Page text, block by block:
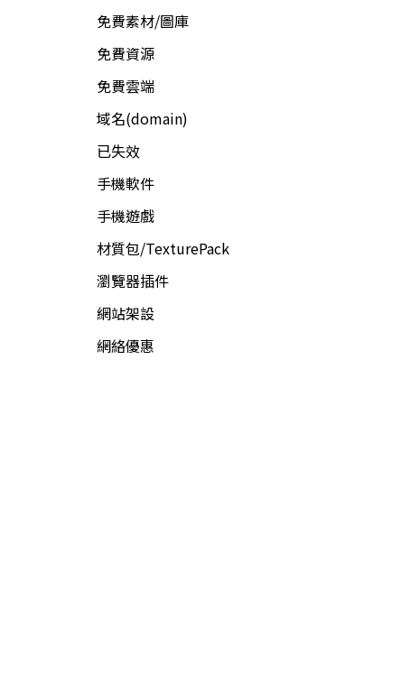
免費素材/圖庫
免費資源
免費雲端
域名(domain)
已失效
手機軟件
手機遊戲
材質包/TexturePack
瀏覽器插件
網站架設
網絡優惠